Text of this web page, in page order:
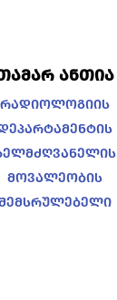
ანთია
რადიოლოგიის
მოვალეობის